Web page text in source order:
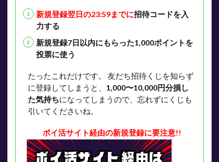
新規登録翌日の23:59までに招待コードを入
力する
新規登録7日以内にもらった1,000ポイントを
投票に使う
たったこれだけです。
友だち招待くじを知らず
に登録してしまうと、 1,000〜10,000円分損し
た気持ちになってしまうので、忘れずにくじも
引いてくださいね。
ポイ活サイト経由の新規登録に要注意!!